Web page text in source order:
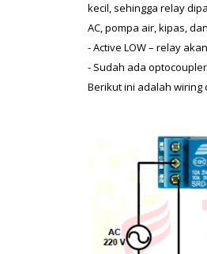
kecil, sehingga relay
AC, pompa air, kipas,
- Active LOW – relay
- Sudah ada
Berikut ini adalah wiring